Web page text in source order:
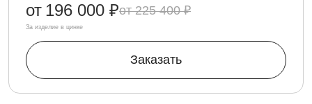
225 400 ₽
от 196 000 ₽
За изделие в цинке
Заказать